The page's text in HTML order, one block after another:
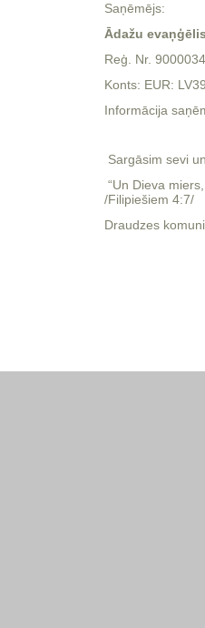
Saņēmējs:
Ādažu
Reģ. Nr.
Konts: EUR:
Informācija
Sargāsim sevi
“Un Dieva
/Filipiešiem 4:7/
Draudzes